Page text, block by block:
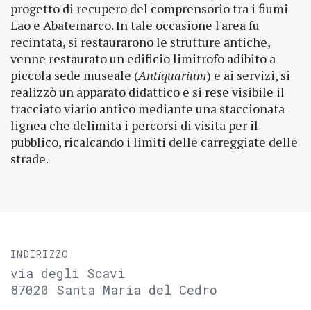
progetto di recupero del comprensorio tra i fiumi
Lao e Abatemarco. In tale occasione l'area fu
recintata, si restaurarono le strutture antiche,
venne restaurato un edificio limitrofo adibito a
piccola sede museale (Antiquarium) e ai servizi, si
realizzò un apparato didattico e si rese visibile il
tracciato viario antico mediante una staccionata
lignea che delimita i percorsi di visita per il
pubblico, ricalcando i limiti delle carreggiate delle
strade.
INDIRIZZO
via degli Scavi
87020 Santa Maria del Cedro